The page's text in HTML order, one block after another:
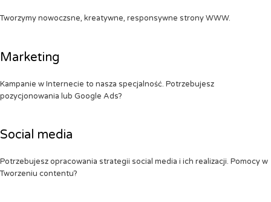
Tworzymy nowoczsne, kreatywne, responsywne strony WWW.
Marketing
Kampanie w Internecie to nasza specjalność. Potrzebujesz
pozycjonowania lub Google Ads?
Social media
Potrzebujesz opracowania strategii social media i ich realizacji. Pomocy w
Tworzeniu contentu?